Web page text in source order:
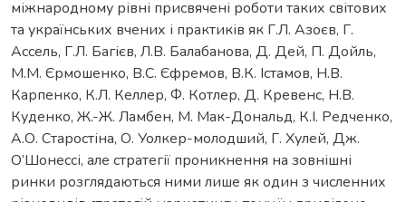
міжнародному рівні присвячені роботи таких світових
та українських вчених і практиків як Г.Л. Азоєв, Г.
Ассель, Г.Л. Багієв, Л.В. Балабанова, Д. Дей, П. Дойль,
М.М. Єрмошенко, В.С. Єфремов, В.К. Істамов, Н.В.
Карпенко, К.Л. Келлер, Ф. Котлер, Д. Кревенс, Н.В.
Куденко, Ж.-Ж. Ламбен, М. Мак-Дональд, К.І. Редченко,
А.О. Старостіна, О. Уолкер-молодший, Г. Хулей, Дж.
О’Шонессі, але стратегії проникнення на зовнішні
ринки розглядаються ними лише як один з численних